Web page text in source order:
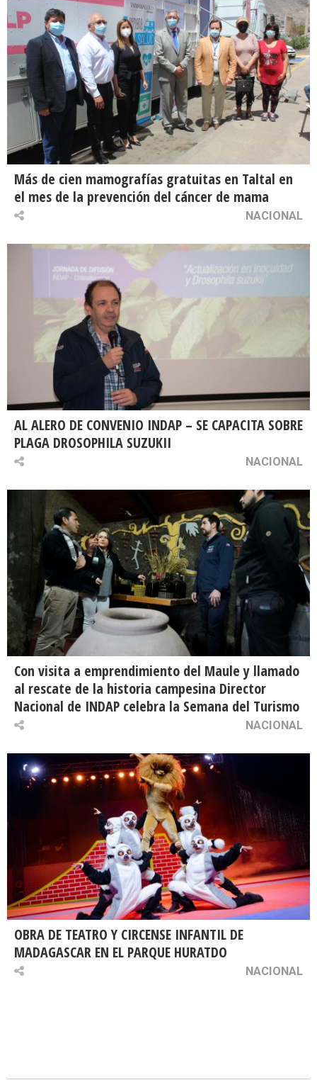
Más de cien mamografías gratuitas en Taltal en
el mes de la prevención del cáncer de mama
NACIONAL
AL ALERO DE CONVENIO INDAP – SE CAPACITA SOBRE
PLAGA DROSOPHILA SUZUKII
NACIONAL
Con visita a emprendimiento del Maule y llamado
al rescate de la historia campesina Director
Nacional de INDAP celebra la Semana del Turismo
NACIONAL
OBRA DE TEATRO Y CIRCENSE INFANTIL DE
MADAGASCAR EN EL PARQUE HURATDO
NACIONAL